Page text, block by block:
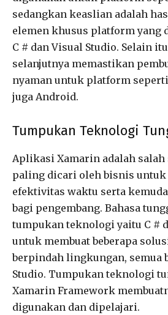
sedangkan keaslian adalah
elemen khusus platform yang
C # dan Visual Studio. Selain
selanjutnya memastikan
nyaman untuk platform seperti
juga Android.
Tumpukan Teknologi
Aplikasi Xamarin adalah salah
paling dicari oleh bisnis
efektivitas waktu serta
bagi pengembang. Bahasa
tumpukan teknologi yaitu C #
untuk membuat beberapa
berpindah lingkungan, semua
Studio. Tumpukan teknologi
Xamarin Framework
digunakan dan dipelajari.